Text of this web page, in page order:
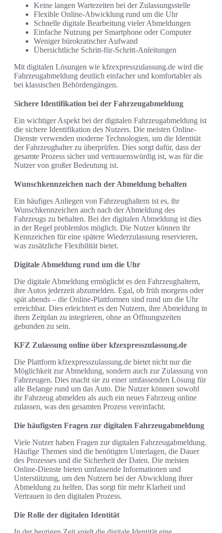
Keine langen Wartezeiten bei der Zulassungsstelle
Flexible Online-Abwicklung rund um die Uhr
Schnelle digitale Bearbeitung vieler Abmeldungen
Einfache Nutzung per Smartphone oder Computer
Weniger bürokratischer Aufwand
Übersichtliche Schritt-für-Schritt-Anleitungen
Mit digitalen Lösungen wie kfzexpresszulassung.de wird die
Fahrzeugabmeldung deutlich einfacher und komfortabler als
bei klassischen Behördengängen.
Sichere Identifikation bei der Fahrzeugabmeldung
Ein wichtiger Aspekt bei der digitalen Fahrzeugabmeldung ist
die sichere Identifikation des Nutzers. Die meisten Online-
Dienste verwenden moderne Technologien, um die Identität
der Fahrzeughalter zu überprüfen. Dies sorgt dafür, dass der
gesamte Prozess sicher und vertrauenswürdig ist, was für die
Nutzer von großer Bedeutung ist.
Wunschkennzeichen nach der Abmeldung behalten
Ein häufiges Anliegen von Fahrzeughaltern ist es, ihr
Wunschkennzeichen auch nach der Abmeldung des
Fahrzeugs zu behalten. Bei der digitalen Abmeldung ist dies
in der Regel problemlos möglich. Die Nutzer können ihr
Kennzeichen für eine spätere Wiederzulassung reservieren,
was zusätzliche Flexibilität bietet.
Digitale Abmeldung rund um die Uhr
Die digitale Abmeldung ermöglicht es den Fahrzeughaltern,
ihre Autos jederzeit abzumelden. Egal, ob früh morgens oder
spät abends – die Online-Plattformen sind rund um die Uhr
erreichbar. Dies erleichtert es den Nutzern, ihre Abmeldung in
ihren Zeitplan zu integrieren, ohne an Öffnungszeiten
gebunden zu sein.
KFZ Zulassung online über kfzexpresszulassung.de
Die Plattform kfzexpresszulassung.de bietet nicht nur die
Möglichkeit zur Abmeldung, sondern auch zur Zulassung von
Fahrzeugen. Dies macht sie zu einer umfassenden Lösung für
alle Belange rund um das Auto. Die Nutzer können sowohl
ihr Fahrzeug abmelden als auch ein neues Fahrzeug online
zulassen, was den gesamten Prozess vereinfacht.
Die häufigsten Fragen zur digitalen Fahrzeugabmeldung
Viele Nutzer haben Fragen zur digitalen Fahrzeugabmeldung.
Häufige Themen sind die benötigten Unterlagen, die Dauer
des Prozesses und die Sicherheit der Daten. Die meisten
Online-Dienste bieten umfassende Informationen und
Unterstützung, um den Nutzern bei der Abwicklung ihrer
Abmeldung zu helfen. Das sorgt für mehr Klarheit und
Vertrauen in den digitalen Prozess.
Die Rolle der digitalen Identität